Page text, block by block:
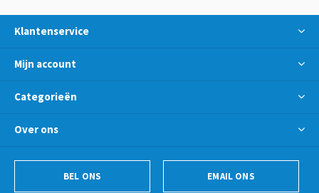
Klantenservice
Mijn account
Categorieën
Over ons
BEL ONS EMAIL ONS